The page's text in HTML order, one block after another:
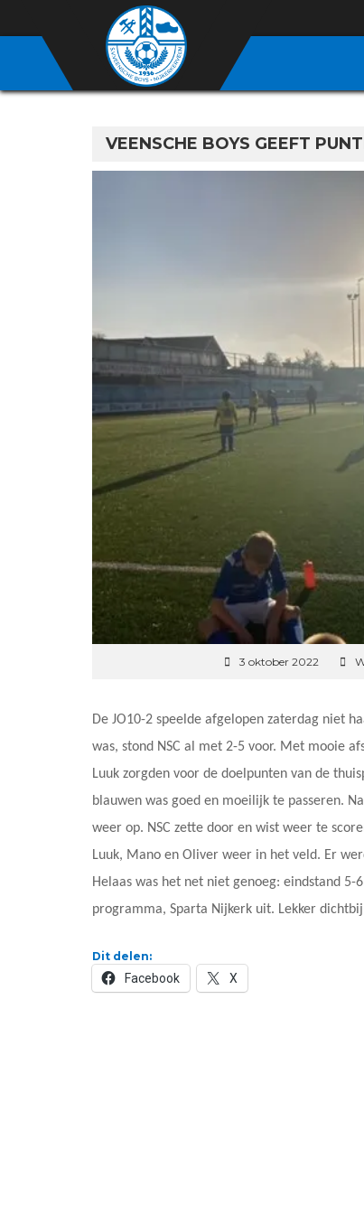
VEENSCHE BOYS GEEFT
3 oktober 2022
De JO10-2 speelde afgelopen zaterdag niet
was, stond NSC al met 2-5 voor. Met mooie
Luuk zorgden voor de doelpunten van de
blauwen was goed en moeilijk te passeren.
weer op. NSC zette door en wist weer te
Luuk, Mano en Oliver weer in het veld. Er
Helaas was het net niet genoeg: eindstand
programma, Sparta Nijkerk uit. Lekker
Dit delen:
Facebook X